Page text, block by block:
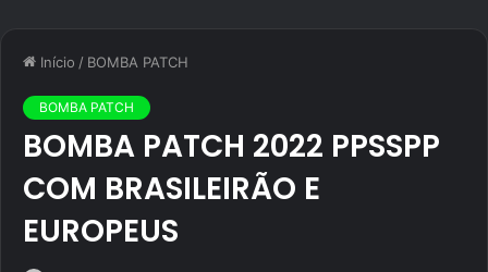
Início / BOMBA PATCH
BOMBA PATCH
BOMBA PATCH 2022 PPSSPP
COM BRASILEIRÃO E
EUROPEUS